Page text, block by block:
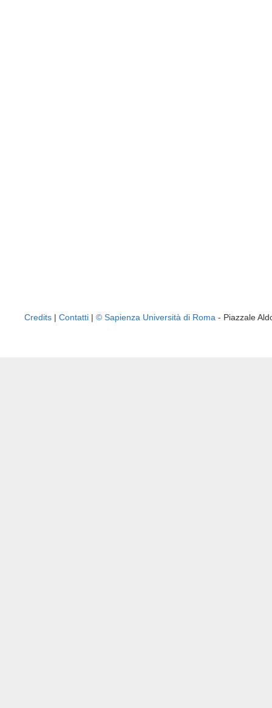
Credits | Contatti | © Sapienza Università di Roma - Piazzale